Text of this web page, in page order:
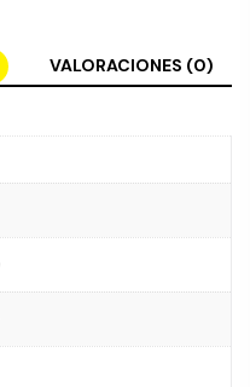
VALORACIONES (0)